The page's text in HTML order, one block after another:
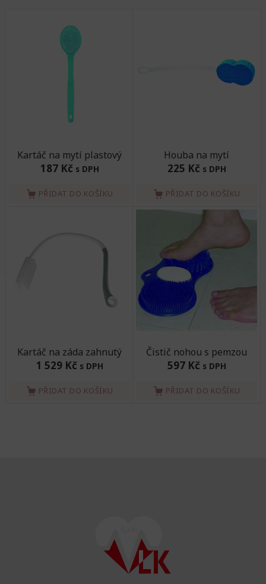
Kartáč na mytí plastový
187 Kč s DPH
PŘIDAT DO KOŠÍKU
Houba na mytí
225 Kč s DPH
PŘIDAT DO KOŠÍKU
Kartáč na záda zahnutý
1 529 Kč s DPH
PŘIDAT DO KOŠÍKU
Čistič nohou s pemzou
597 Kč s DPH
PŘIDAT DO KOŠÍKU